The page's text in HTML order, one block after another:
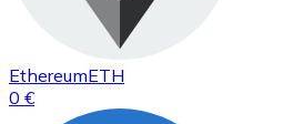
EthereumETH
0 €